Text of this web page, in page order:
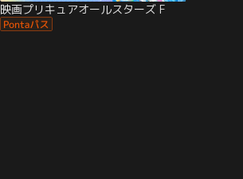
映画プリキュアオールスターズ F